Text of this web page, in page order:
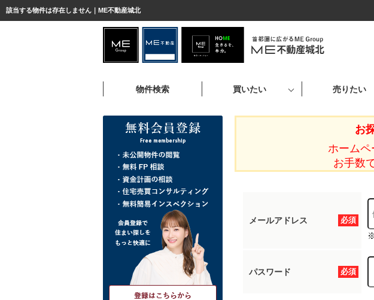
該当する物件は存在しません｜ME不動産城北
物件検索 買いたい 売りたい
お
ホームペ
お手数
必須
メールアドレス
必須
パスワード